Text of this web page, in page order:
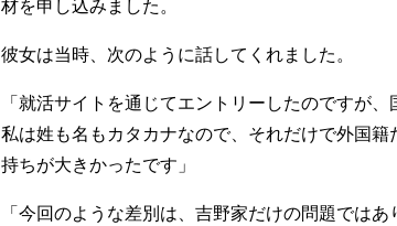
彼女は当時、次のように話してくれました。
「就活サイトを通じてエントリーしたのですが
私は姓も名もカタカナなので、それだけで外国
持ちが大きかったです」
「今回のような差別は、吉野家だけの問題では